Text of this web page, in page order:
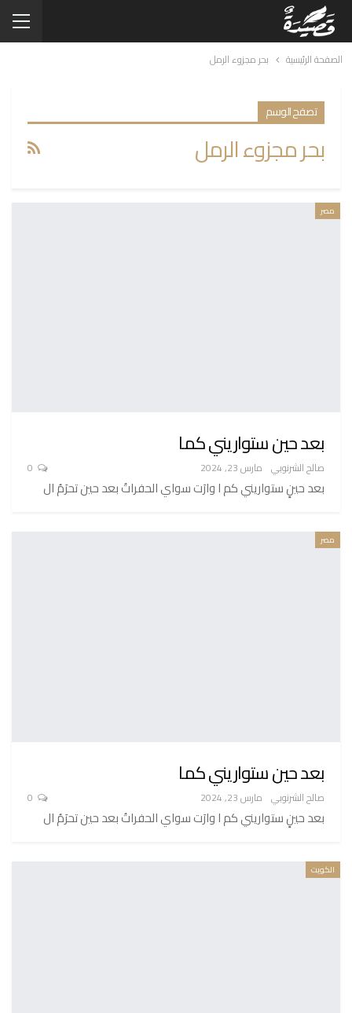
الصفحة الرئيسية بحر مجزوء الرمل
تصفح الوسم
بحر مجزوء الرمل
مصر
بعد حين ستواريني كما
صالح الشرنوبي مارس 23, 2024
بعد حينٍ ستواريني كم ا وارَت سواي الحفراتُ بعد حين تحرَمُ ال
مصر
بعد حين ستواريني كما
صالح الشرنوبي مارس 23, 2024
بعد حينٍ ستواريني كم ا وارَت سواي الحفراتُ بعد حين تحرَمُ ال
الكويت